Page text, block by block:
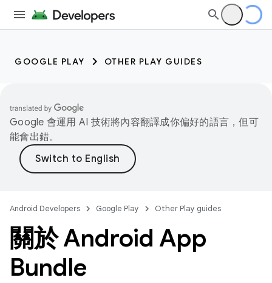
GOOGLE PLAY OTHER PLAY GUIDES
Google 會運用 AI 技術將內容翻譯成你偏好的語言，但可
能會出錯。
Android Developers Google Play Other Play guides
關於 Android App
Bundle